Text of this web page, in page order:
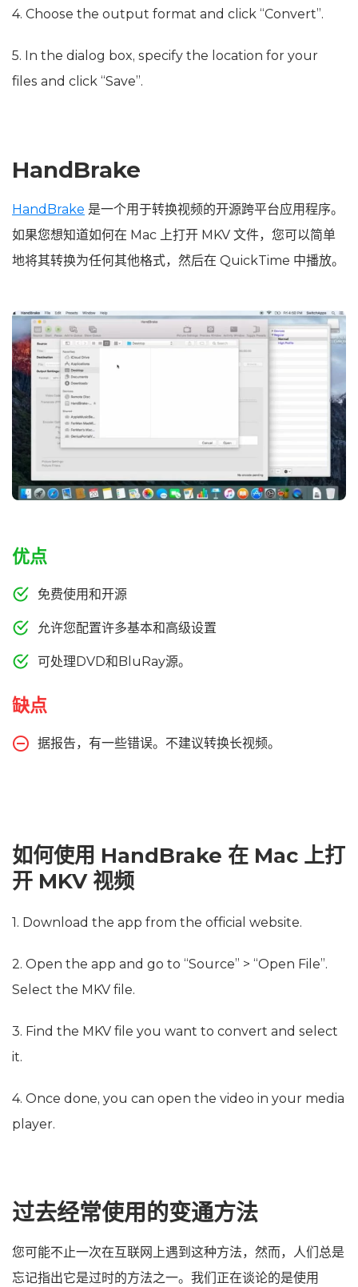
4. Choose the output format and click “Convert”.
5. In the dialog box, specify the location for your
files and click “Save”.
HandBrake
HandBrake 是一个用于转换视频的开源跨平台应用程序。
如果您想知道如何在 Mac 上打开 MKV 文件，您可以简单
地将其转换为任何其他格式，然后在 QuickTime 中播放。
优点
免费使用和开源
允许您配置许多基本和高级设置
可处理DVD和BluRay源。
缺点
据报告，有一些错误。不建议转换长视频。
如何使用 HandBrake 在 Mac 上打
开 MKV 视频
1. Download the app from the official website.
2. Open the app and go to “Source” > “Open File”.
Select the MKV file.
3. Find the MKV file you want to convert and select
it.
4. Once done, you can open the video in your media
player.
过去经常使用的变通方法
您可能不止一次在互联网上遇到这种方法，然而，人们总是
忘记指出它是过时的方法之一。我们正在谈论的是使用